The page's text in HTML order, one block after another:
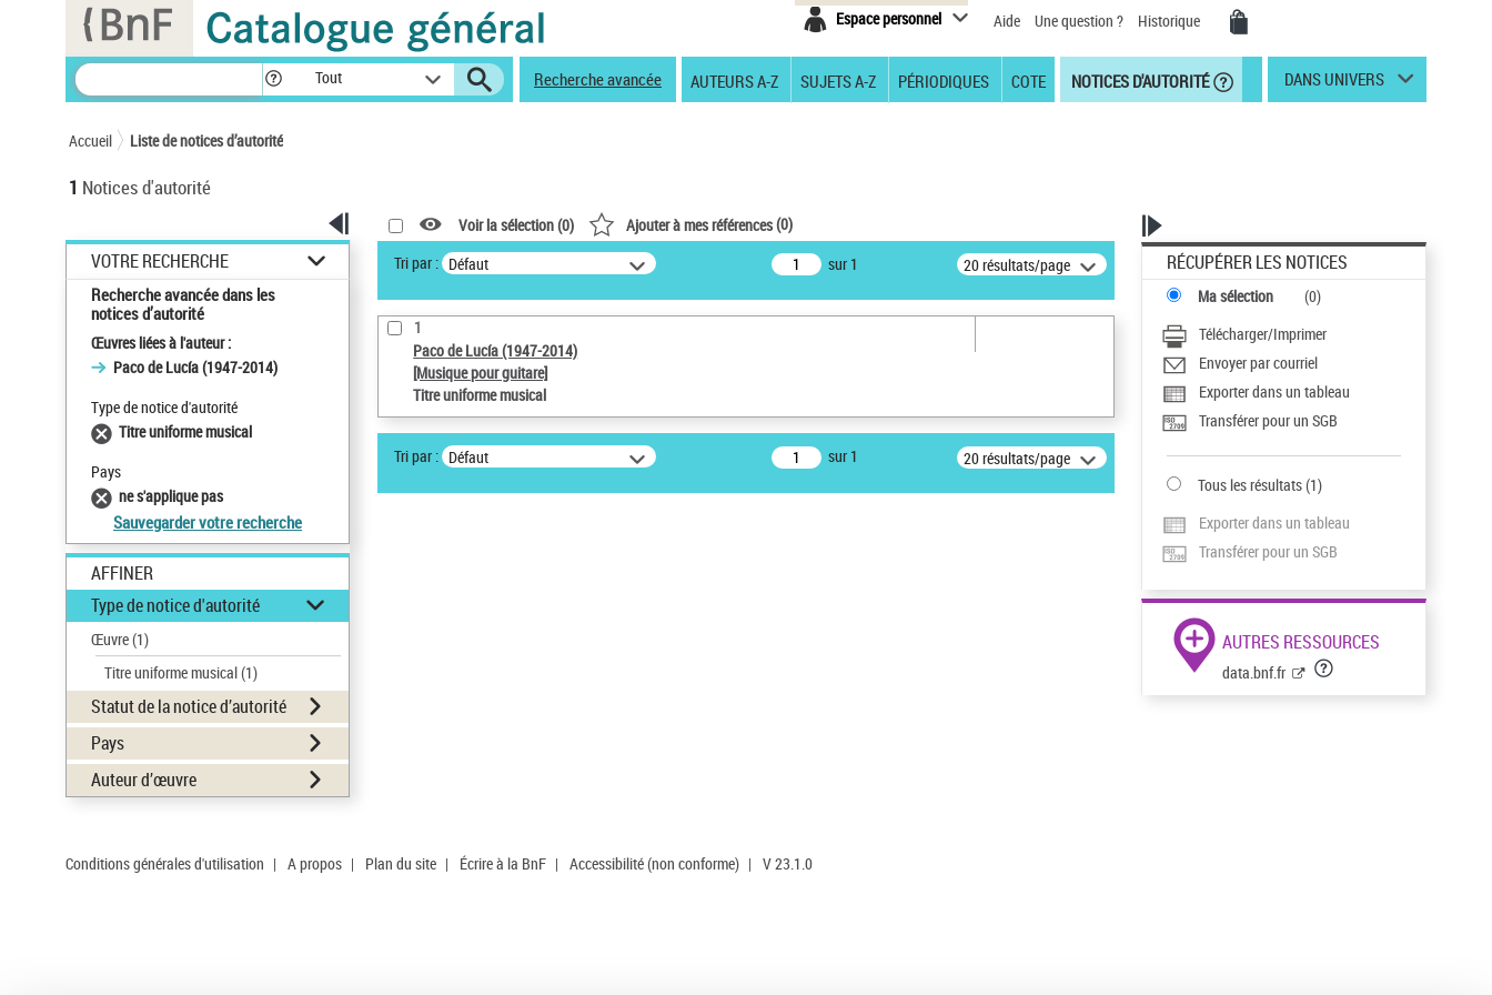
Espace personnel Aide Une question ? Historique
Tout Recherche avancée AUTEURS A-Z SUJETS A-Z PÉRIODIQUES COTE NOTICES D'AUTORITÉ DANS UNIVERS
Accueil Liste de notices d’autorité
1 Notices d'autorité
VOTRE RECHERCHE
Recherche avancée dans les
notices d’autorité
Œuvres liées à l'auteur :
Paco de Lucía (1947-2014)
Type de notice d'autorité
Titre uniforme musical
Pays
ne s'applique pas
Sauvegarder votre recherche
AFFINER
Type de notice d'autorité
Œuvre(1)
Titre uniforme musical(1)
Statut de la notice d’autorité
Pays
Auteur d’œuvre
Voir la sélection (0) Ajouter à mes références(0)
Tri par : Défaut sur 1 20 résultats/page
1
Paco de Lucía (1947-2014)
[Musique pour guitare]
Titre uniforme musical
Tri par : Défaut sur 1 20 résultats/page
RÉCUPÉRER LES NOTICES
Ma sélection (0)
Télécharger/Imprimer
Envoyer par courriel
Exporter dans un tableau
Transférer pour un SGB
Tous les résultats(1)
Exporter dans un tableau
Transférer pour un SGB
AUTRES RESSOURCES
data.bnf.fr
Conditions générales d'utilisation | A propos | Plan du site | Écrire à la BnF | Accessibilité (non conforme) | V 23.1.0
Panneau de gestion des cookies